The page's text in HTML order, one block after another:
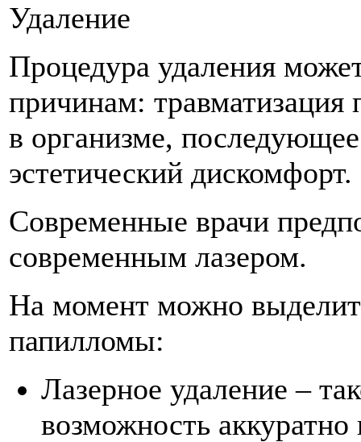
Удаление
Процедура удаления
причинам:
в организме,
эстетический дискомфорт.
Современные врачи
современным лазером.
На момент можно
папилломы:
Лазерное удаление –
возможность аккуратно